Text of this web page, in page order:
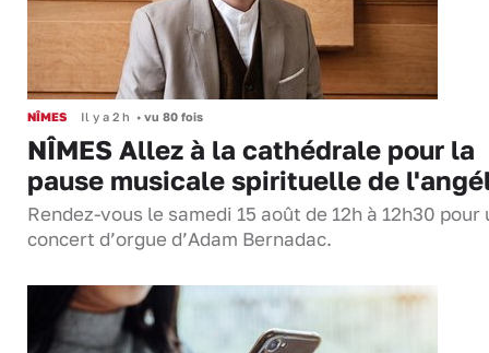
NÎMES Il y a 2 h • vu 80 fois
NÎMES Allez à la cathédrale pour la
pause musicale spirituelle de
Rendez-vous le samedi 15 août de 12h à 12h30 pour
concert d’orgue d’Adam Bernadac.